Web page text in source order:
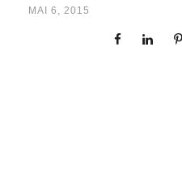
MAI 6, 2015